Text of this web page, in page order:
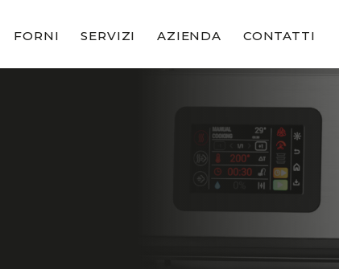
FORNI SERVIZI AZIENDA CONTATTI